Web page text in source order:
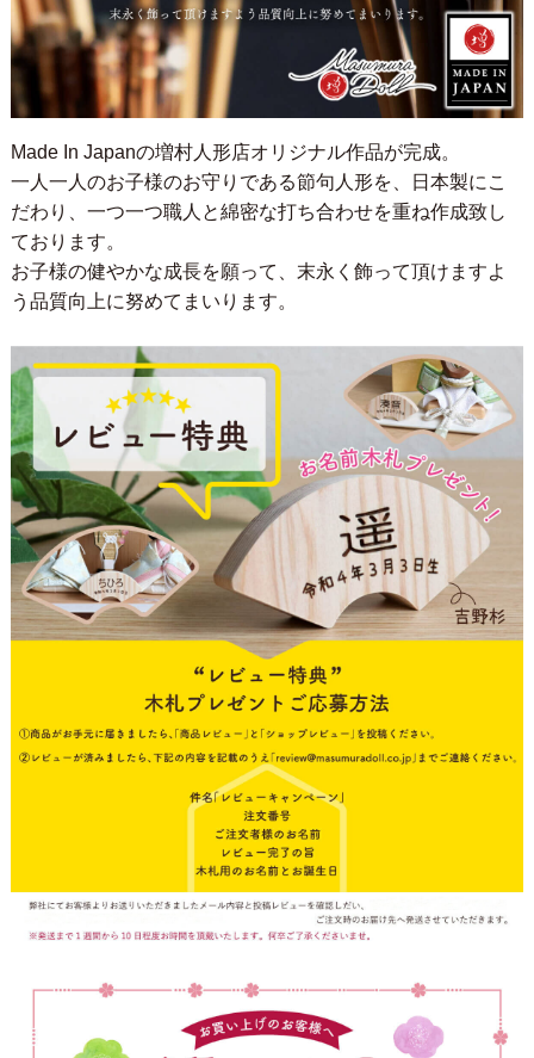
Made In Japanの増村人形店オリジナル作品が完成。
一人一人のお子様のお守りである節句人形を、日本製にこ
だわり、一つ一つ職人と綿密な打ち合わせを重ね作成致し
ております。
お子様の健やかな成長を願って、末永く飾って頂けますよ
う品質向上に努めてまいります。